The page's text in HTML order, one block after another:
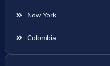
New York
Colombia